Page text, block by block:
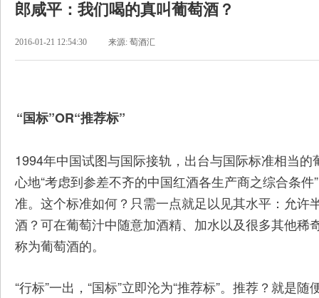
郎咸平：我们喝的真叫葡萄酒？
2016-01-21 12:54:30 来源: 萄酒汇
“国标”OR“推荐标”
1994年中国试图与国际接轨，出台与国际标准相当
心地“考虑到参差不齐的中国红酒各生产商之综合条
准。这个标准如何？只需一点就足以见其水平：允许
酒？可在葡萄汁中随意加酒精、加水以及很多其他稀
称为葡萄酒的。
“行标”一出，“国标”立即沦为“推荐标”。推荐？就是